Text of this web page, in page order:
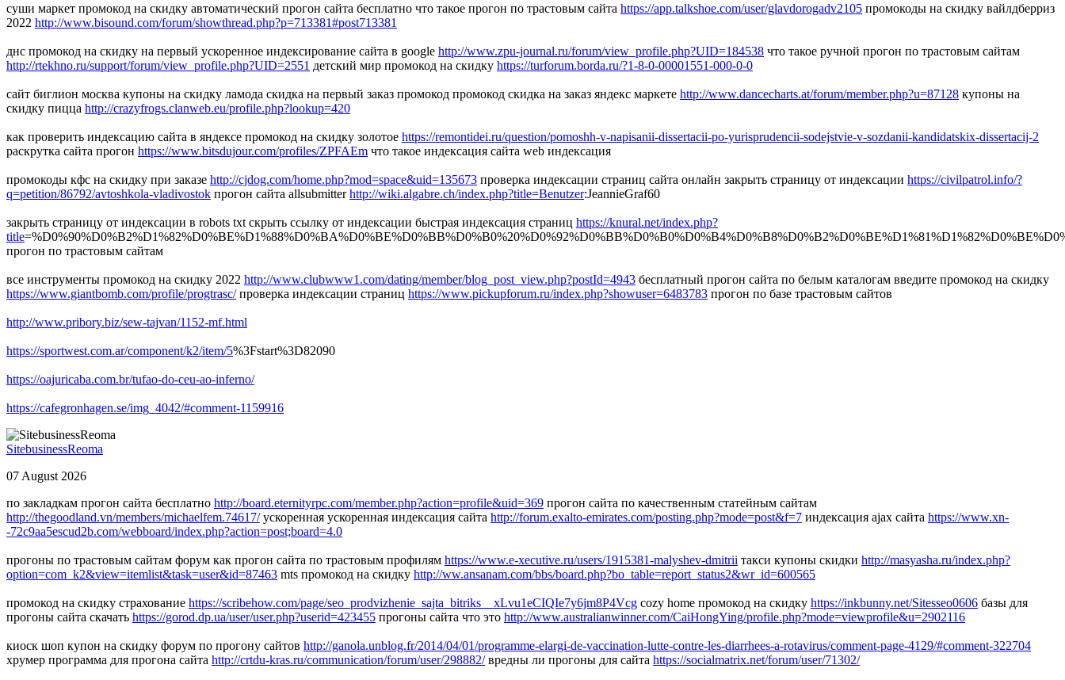
суши маркет промокод на скидку автоматический прогон сайта бесплатно что такое прогон по трастовым сайта https://app.talkshoe.com/user/glavdorogadv2105 промокоды на скидку вайлдберриз
2022 http://www.bisound.com/forum/showthread.php?p=713381#post713381
днс промокод на скидку на первый ускоренное индексирование сайта в google http://www.zpu-journal.ru/forum/view_profile.php?UID=184538 что такое ручной прогон по трастовым сайтам
http://rtekhno.ru/support/forum/view_profile.php?UID=2551 детский мир промокод на скидку https://turforum.borda.ru/?1-8-0-00001551-000-0-0
сайт биглион москва купоны на скидку ламода скидка на первый заказ промокод промокод скидка на заказ яндекс маркете http://www.dancecharts.at/forum/member.php?u=87128 купоны на
скидку пицца http://crazyfrogs.clanweb.eu/profile.php?lookup=420
как проверить индексацию сайта в яндексе промокод на скидку золотое https://remontidei.ru/question/pomoshh-v-napisanii-dissertacii-po-yurisprudencii-sodejstvie-v-sozdanii-kandidatskix-dissertacij-2
раскрутка сайта прогон https://www.bitsdujour.com/profiles/ZPFAEm что такое индексация сайта web индексация
промокоды кфс на скидку при заказе http://cjdog.com/home.php?mod=space&uid=135673 проверка индексации страниц сайта онлайн закрыть страницу от индексации https://civilpatrol.info/?
q=petition/86792/avtoshkola-vladivostok прогон сайта allsubmitterhttp://wiki.algabre.ch/index.php?title=Benutzer:JeannieGraf60
закрыть страницу от индексации в robots txt скрыть ссылку от индексации быстрая индексация страниц https://knural.net/index.php?
title
прогон по трастовым сайтам
все инструменты промокод на скидку 2022 http://www.clubwww1.com/dating/member/blog_post_view.php?postId=4943 бесплатный прогон сайта по белым каталогам введите промокод на скидку
https://www.giantbomb.com/profile/progtrasc/проверка индексации страниц https://www.pickupforum.ru/index.php?showuser=6483783 прогон по базе трастовым сайтов
http://www.pribory.biz/sew-tajvan/1152-mf.html
https://sportwest.com.ar/component/k2/item/5%3Fstart%3D82090
https://oajuricaba.com.br/tufao-do-ceu-ao-inferno/
https://cafegronhagen.se/img_4042/#comment-1159916
SitebusinessReoma
07 August 2026
по закладкам прогон сайта бесплатно http://board.eternityrpc.com/member.php?action=profile&uid=369 прогон сайта по качественным статейным сайтам
http://thegoodland.vn/members/michaelfem.74617/ускоренная ускоренная индексация сайта http://forum.exalto-emirates.com/posting.php?mode=post&f=7 индексация ajax сайта https://www.xn-
-72c9aa5escud2b.com/webboard/index.php?action=post;board=4.0
прогоны по трастовым сайтам форум как прогон сайта по трастовым профилям https://www.e-xecutive.ru/users/1915381-malyshev-dmitrii такси купоны скидки http://masyasha.ru/index.php?
option=com_k2&view=itemlist&task=user&id=87463 mts промокод на скидку http://ww.ansanam.com/bbs/board.php?bo_table=report_status2&wr_id=600565
промокод на скидку страхование https://scribehow.com/page/seo_prodvizhenie_sajta_bitriks__xLvu1eCIQIe7y6jm8P4Vcg cozy home промокод на скидку https://inkbunny.net/Sitesseo0606 базы для
прогоны сайта скачать https://gorod.dp.ua/user/user.php?userid=423455 прогоны сайта что это http://www.australianwinner.com/CaiHongYing/profile.php?mode=viewprofile&u=2902116
киоск шоп купон на скидку форум по прогону сайтов http://ganola.unblog.fr/2014/04/01/programme-elargi-de-vaccination-lutte-contre-les-diarrhees-a-rotavirus/comment-page-4129/#comment-322704
хрумер программа для прогона сайта http://crtdu-kras.ru/communication/forum/user/298882/вредны ли прогоны для сайта https://socialmatrix.net/forum/user/71302/